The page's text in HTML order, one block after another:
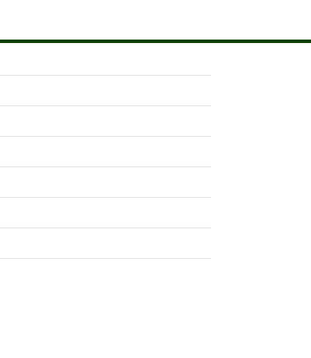
高知県 会計監査
長野県 会計監査
静岡県 会計監査
新潟県 会計コンサルティング
富山県 会計コンサルティング
島根県 会計監査